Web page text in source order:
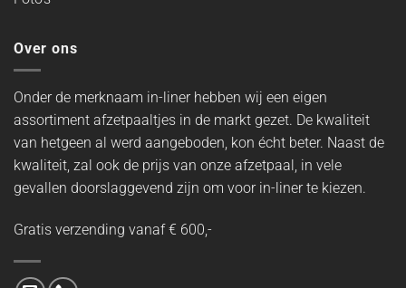
Over ons
Onder de merknaam in-liner hebben wij een eigen
assortiment afzetpaaltjes in de markt gezet. De kwaliteit
van hetgeen al werd aangeboden, kon écht beter. Naast de
kwaliteit, zal ook de prijs van onze afzetpaal, in vele
gevallen doorslaggevend zijn om voor in-liner te kiezen.
Gratis verzending vanaf € 600,-